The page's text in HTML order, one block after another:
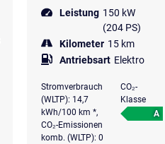
Leistung 150 kW
(204 PS)
Kilometer 15 km
Antriebsart Elektro
Stromverbrauch
(WLTP): 14,7
kWh/100 km *,
CO₂-Emissionen
komb. (WLTP): 0
CO₂-
Klasse
A